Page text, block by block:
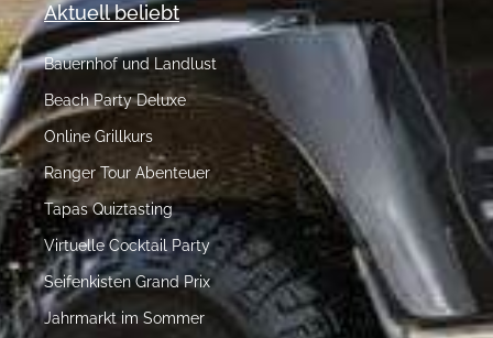
Aktuell beliebt
Bauernhof und Landlust
Beach Party Deluxe
Online Grillkurs
Ranger Tour Abenteuer
Tapas Quiztasting
Virtuelle Cocktail Party
Seifenkisten Grand Prix
Jahrmarkt im Sommer